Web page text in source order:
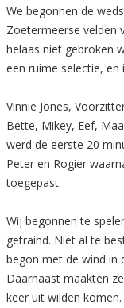
We begonnen de
Zoetermeerse velden
helaas niet gebroken
een ruime selectie, en
Vinnie Jones,
Bette, Mikey, Eef,
werd de eerste 20
Peter en Rogier
toegepast.
Wij begonnen te
getraind. Niet al te
begon met de wind in
Daarnaast maakten
keer uit wilden